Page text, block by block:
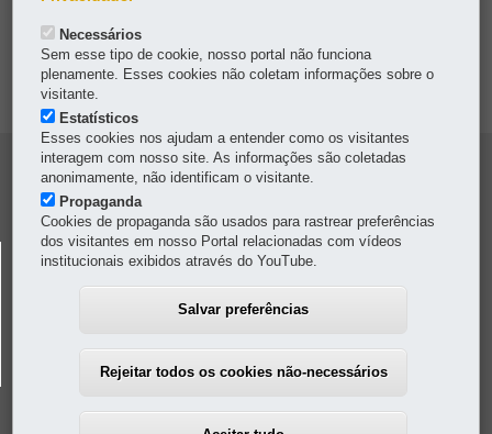
TRANSPARÊNCIA INSTITUCIONAL
Navegacao
Colunas
PmprPOLÍCIA MILITAR DO PARANÁ
Av. Marechal Floriano Peixoto, 1401-80230-110-Curitiba
MAPA
41 3304-4700-Em caso de emergência, ligue190
Necessários
Sem esse tipo de cookie, nosso portal não funciona
plenamente. Esses cookies não coletam informações sobre o
visitante.
Estatísticos
Esses cookies nos ajudam a entender como os visitantes
interagem com nosso site. As informações são coletadas
anonimamente, não identificam o visitante.
Propaganda
Cookies de propaganda são usados para rastrear preferências
dos visitantes em nosso Portal relacionadas com vídeos
institucionais exibidos através do YouTube.
Salvar preferências
Rejeitar todos os cookies não-necessários